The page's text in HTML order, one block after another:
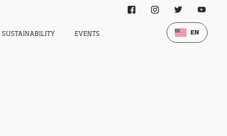
SUSTAINABILITY EVENTS EN